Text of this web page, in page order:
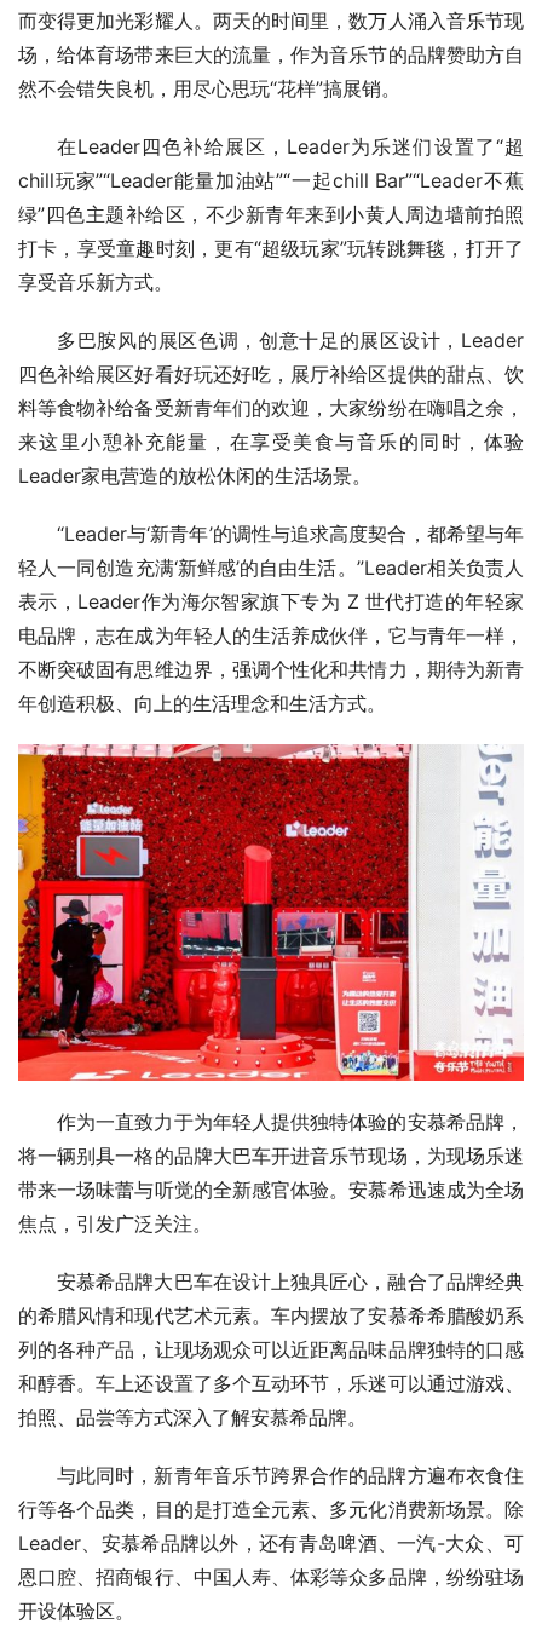
而变得更加光彩耀人。两天的时间里，数万人涌入音乐节现
场，给体育场带来巨大的流量，作为音乐节的品牌赞助方自
然不会错失良机，用尽心思玩“花样”搞展销。
在Leader四色补给展区，Leader为乐迷们设置了“超
chill玩家”“Leader能量加油站”“一起chill Bar”“Leader不蕉
绿”四色主题补给区，不少新青年来到小黄人周边墙前拍照
打卡，享受童趣时刻，更有“超级玩家”玩转跳舞毯，打开了
享受音乐新方式。
多巴胺风的展区色调，创意十足的展区设计，Leader
四色补给展区好看好玩还好吃，展厅补给区提供的甜点、饮
料等食物补给备受新青年们的欢迎，大家纷纷在嗨唱之余，
来这里小憩补充能量，在享受美食与音乐的同时，体验
Leader家电营造的放松休闲的生活场景。
“Leader与‘新青年’的调性与追求高度契合，都希望与年
轻人一同创造充满‘新鲜感’的自由生活。”Leader相关负责人
表示，Leader作为海尔智家旗下专为 Z 世代打造的年轻家
电品牌，志在成为年轻人的生活养成伙伴，它与青年一样，
不断突破固有思维边界，强调个性化和共情力，期待为新青
年创造积极、向上的生活理念和生活方式。
作为一直致力于为年轻人提供独特体验的安慕希品牌，
将一辆别具一格的品牌大巴车开进音乐节现场，为现场乐迷
带来一场味蕾与听觉的全新感官体验。安慕希迅速成为全场
焦点，引发广泛关注。
安慕希品牌大巴车在设计上独具匠心，融合了品牌经典
的希腊风情和现代艺术元素。车内摆放了安慕希希腊酸奶系
列的各种产品，让现场观众可以近距离品味品牌独特的口感
和醇香。车上还设置了多个互动环节，乐迷可以通过游戏、
拍照、品尝等方式深入了解安慕希品牌。
与此同时，新青年音乐节跨界合作的品牌方遍布衣食住
行等各个品类，目的是打造全元素、多元化消费新场景。除
Leader、安慕希品牌以外，还有青岛啤酒、一汽-大众、可
恩口腔、招商银行、中国人寿、体彩等众多品牌，纷纷驻场
开设体验区。